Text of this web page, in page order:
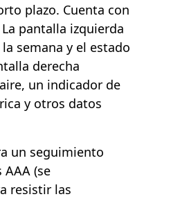
plazo. Cuenta con
pantalla izquierda
semana y el estado
derecha
un indicador de
y otros datos
un seguimiento
(se
resistir las